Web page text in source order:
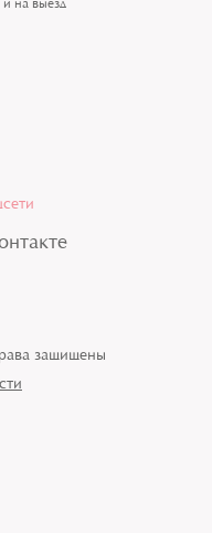
на выезд
защищены